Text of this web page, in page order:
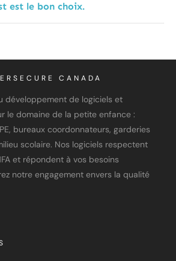
est le bon choix.
CANADA
développement de logiciels et
le domaine de la petite enfance :
bureaux coordonnateurs, garderies
scolaire. Nos logiciels respectent
et répondent à vos besoins
notre engagement envers la qualité